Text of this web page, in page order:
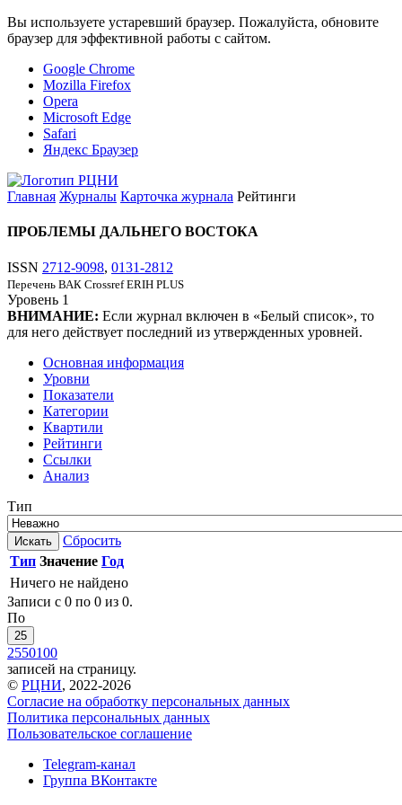
Вы используете устаревший браузер. Пожалуйста, обновите
браузер для эффективной работы с сайтом.
Google Chrome
Mozilla Firefox
Opera
Microsoft Edge
Safari
Яндекс Браузер
Главная Журналы Карточка журнала Рейтинги
ПРОБЛЕМЫ ДАЛЬНЕГО ВОСТОКА
ISSN 2712-9098, 0131-2812
Перечень ВАК Crossref ERIH PLUS
Уровень 1
ВНИМАНИЕ: Если журнал включен в «Белый список», то
для него действует последний из утвержденных уровней.
Основная информация
Уровни
Показатели
Категории
Квартили
Рейтинги
Ссылки
Анализ
Тип
Искать
Сбросить
Тип Значение Год
Ничего не найдено
Записи с 0 по 0 из 0.
По
25
2550100
записей на страницу.
© РЦНИ, 2022-2026
Согласие на обработку персональных данных
Политика персональных данных
Пользовательское соглашение
Telegram-канал
Группа ВКонтакте